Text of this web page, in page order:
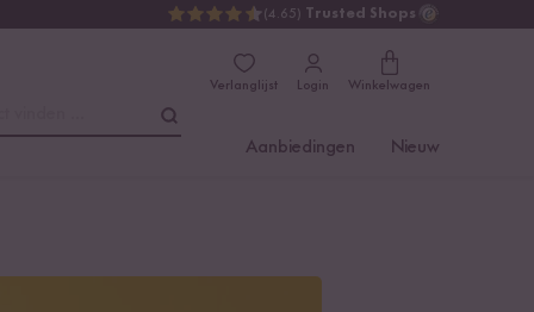
(4.65) Trusted Shops
Verlanglijst Login Winkelwagen
Aanbiedingen Nieuw